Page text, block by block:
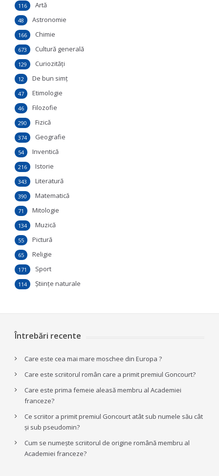
Artă
116
Astronomie
48
Chimie
166
Cultură generală
673
Curiozităţi
129
De bun simţ
12
Etimologie
47
Filozofie
46
Fizică
290
Geografie
374
Inventică
54
Istorie
216
Literatură
343
Matematică
390
Mitologie
71
Muzică
134
Pictură
55
Religie
65
Sport
171
Ştiinţe naturale
114
Întrebări recente
Care este cea mai mare moschee din Europa ?
Care este scriitorul român care a primit premiul Goncourt?
Care este prima femeie aleasă membru al Academiei
franceze?
Ce scriitor a primit premiul Goncourt atât sub numele său cât
și sub pseudomin?
Cum se numește scriitorul de origine română membru al
Academiei franceze?